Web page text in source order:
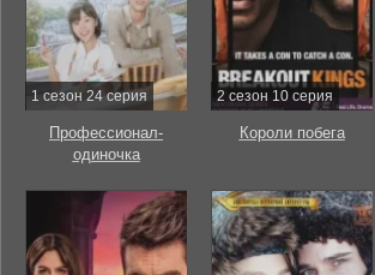
1 сезон 24 серия
Профессионал-
одиночка
2 сезон 10 серия
Короли побега